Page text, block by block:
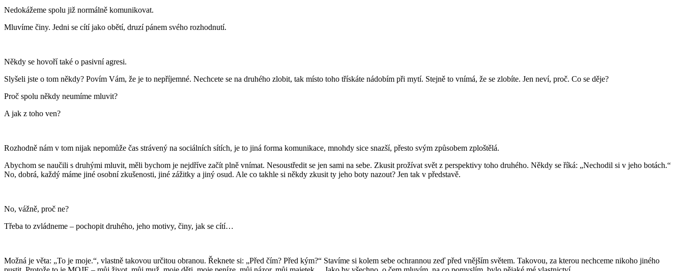
Nedokážeme spolu již normálně komunikovat.
Mluvíme činy. Jedni se cítí jako obětí, druzí pánem svého rozhodnutí.
Někdy se hovoří také o pasivní agresi.
Slyšeli jste o tom někdy? Povím Vám, že je to nepříjemné. Nechcete se na druhého zlobit, tak místo toho třískáte nádobím při mytí. Stejně to vnímá, že se zlobíte. Jen neví, proč. Co se děje?
Proč spolu někdy neumíme mluvit?
A jak z toho ven?
Rozhodně nám v tom nijak nepomůže čas strávený na sociálních sítích, je to jiná forma komunikace, mnohdy sice snazší, přesto svým způsobem zploštělá.
Abychom se naučili s druhými mluvit, měli bychom je nejdříve začít plně vnímat. Nesoustředit se jen sami na sebe. Zkusit prožívat svět z perspektivy toho druhého. Někdy se říká: „Nechodil si v jeho botách.“
No, dobrá, každý máme jiné osobní zkušenosti, jiné zážitky a jiný osud. Ale co takhle si někdy zkusit ty jeho boty nazout? Jen tak v představě.
No, vážně, proč ne?
Třeba to zvládneme – pochopit druhého, jeho motivy, činy, jak se cítí…
Možná je věta: „To je moje.“, vlastně takovou určitou obranou. Řeknete si: „Před čím? Před kým?“ Stavíme si kolem sebe ochrannou zeď před vnějším světem. Takovou, za kterou nechceme nikoho jiného